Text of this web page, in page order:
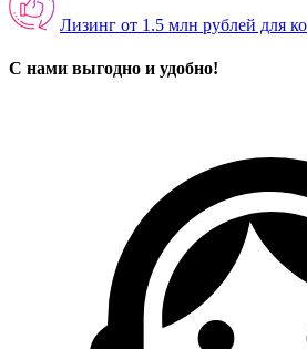
Лизинг от 1.5 млн рублей для
С нами выгодно и удобно!